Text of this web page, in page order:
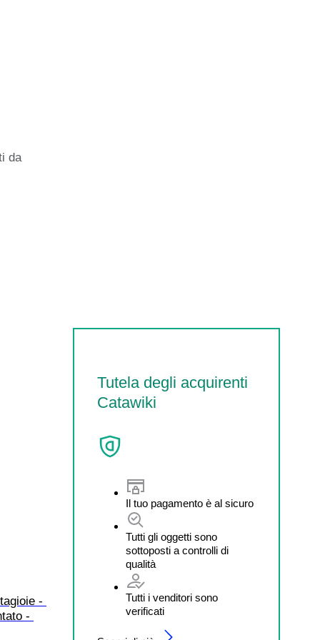
da
Tutela degli acquirenti
Catawiki
Il tuo pagamento è al sicuro
Tutti gli oggetti sono
sottoposti a controlli di
qualità
Tutti i venditori sono
verificati
-
-